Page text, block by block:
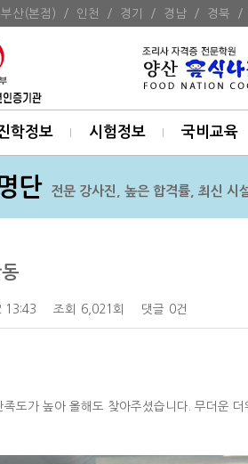
부산(본점) / 인천 / 경기 / 경남 / 경북 /
학정보 시험정보 국비교육
단 전문 강사진, 높은 합격률, 최신 시
13:43 조회 6,021회 댓글 0건
족도가 높아 올해도 찾아주셨습니다. 무더운